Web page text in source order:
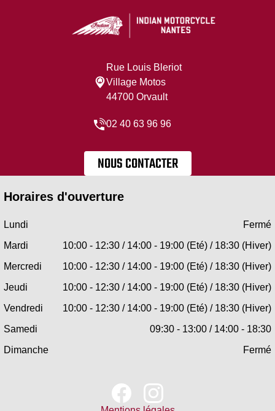
Rue Louis Bleriot
Village Motos
44700 Orvault
02 40 63 96 96
NOUS CONTACTER
Horaires d'ouverture
Lundi
Fermé
Mardi
10:00 - 12:30 / 14:00 - 19:00 (Eté) / 18:30 (Hiver)
Mercredi
10:00 - 12:30 / 14:00 - 19:00 (Eté) / 18:30 (Hiver)
Jeudi
10:00 - 12:30 / 14:00 - 19:00 (Eté) / 18:30 (Hiver)
Vendredi
10:00 - 12:30 / 14:00 - 19:00 (Eté) / 18:30 (Hiver)
Samedi
09:30 - 13:00 / 14:00 - 18:30
Dimanche
Fermé